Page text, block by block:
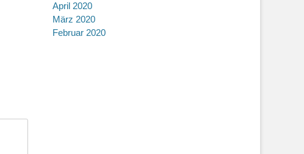
April 2020
März 2020
Februar 2020